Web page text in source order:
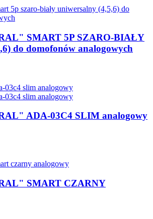
SMART 5P SZARO-BIAŁY
do domofonów analogowych
ADA-03C4 SLIM analogowy
SMART CZARNY